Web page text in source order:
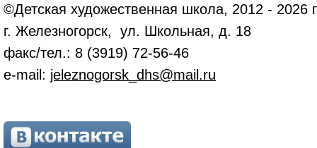
©Детская художественная школа, 2012 - 2026
г. Железногорск, ул. Школьная, д. 18
факс/тел.: 8 (3919) 72-56-46
e-mail: jeleznogorsk_dhs@mail.ru